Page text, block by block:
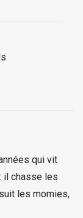
qui vit
il chasse les
les momies,